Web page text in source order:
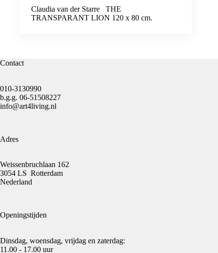
Claudia van der Starre THE
TRANSPARANT LION 120 x 80 cm.
Contact
010-3130990
b.g.g. 06-51508227
info@art4living.nl
Adres
Weissenbruchlaan 162
3054 LS Rotterdam
Nederland
Openingstijden
Dinsdag, woensdag, vrijdag en zaterdag:
11.00 - 17.00 uur